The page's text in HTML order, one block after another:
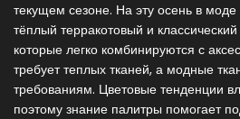
текущем сезоне. На эту осень в
тёплый терракотовый и
которые легко комбинируются с
требует теплых тканей, а модные
требованиям. Цветовые тенденции
поэтому знание палитры помогает